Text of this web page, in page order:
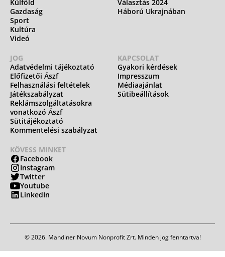
Külföld
Gazdaság
Sport
Kultúra
Videó
Választás 2024
Háború Ukrajnában
JOG
Adatvédelmi tájékoztató
Előfizetői Ászf
Felhasználási feltételek
Játékszabályzat
Reklámszolgáltatásokra
vonatkozó Ászf
Sütitájékoztató
Kommentelési szabályzat
KAPCSOLAT
Gyakori kérdések
Impresszum
Médiaajánlat
Sütibeállítások
KÖVESS MINKET
Facebook
Instagram
Twitter
Youtube
LinkedIn
© 2026. Mandiner Novum Nonprofit Zrt. Minden jog fenntartva!